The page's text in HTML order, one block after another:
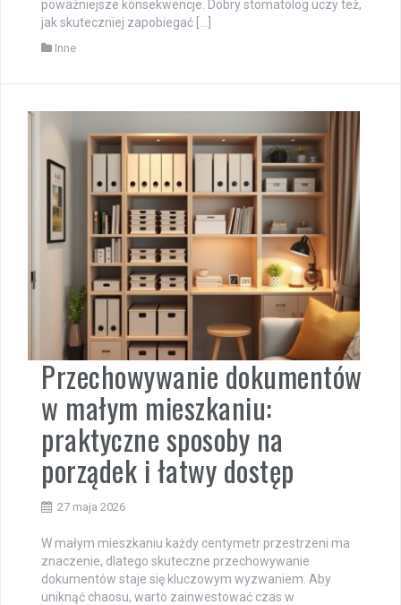
poważniejsze konsekwencje. Dobry stomatolog uczy też,
jak skuteczniej zapobiegać […]
Inne
Przechowywanie dokumentów
w małym mieszkaniu:
praktyczne sposoby na
porządek i łatwy dostęp
27 maja 2026
W małym mieszkaniu każdy centymetr przestrzeni ma
znaczenie, dlatego skuteczne przechowywanie
dokumentów staje się kluczowym wyzwaniem. Aby
uniknąć chaosu, warto zainwestować czas w